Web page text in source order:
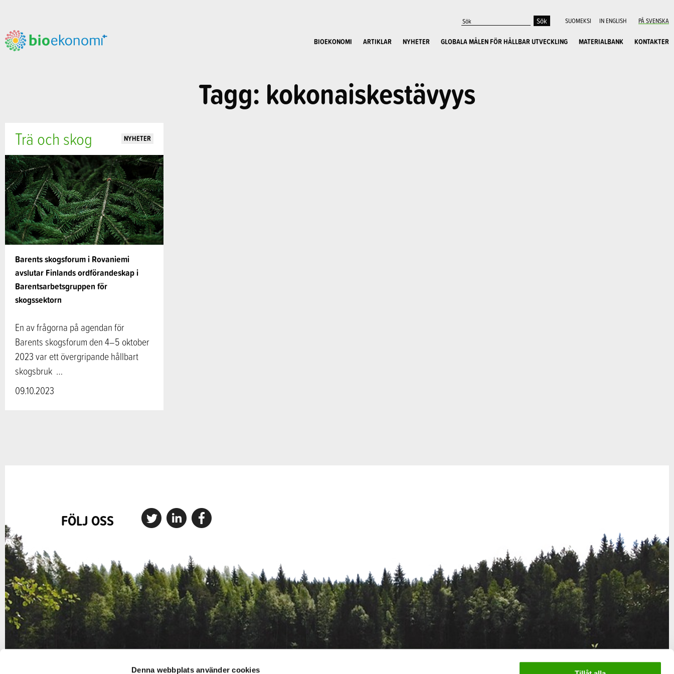
Denna webbplats använder cookies
SUOMEKSI IN ENGLISH PÅ SVENSKA
BIOEKONOMI ARTIKLAR NYHETER GLOBALA MÅLEN FÖR HÅLLBAR UTVECKLING MATERIALBANK KONTAKTER
Tagg: kokonaiskestävyys
Barents skogsforum i Rovaniemi
avslutar Finlands ordförandeskap i
Barentsarbetsgruppen för
skogssektorn
Trä och skog NYHETER
En av frågorna på agendan för
Barents skogsforum den 4–5 oktober
2023 var ett övergripande hållbart
skogsbruk …
09.10.2023
FÖLJ OSS